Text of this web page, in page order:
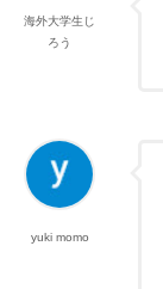
海外大学生じ
ろう
yuki momo